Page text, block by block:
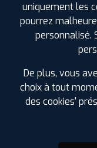
uniquement les
pourrez
personnalisé.
De plus, vous
choix à tout
des cookies'